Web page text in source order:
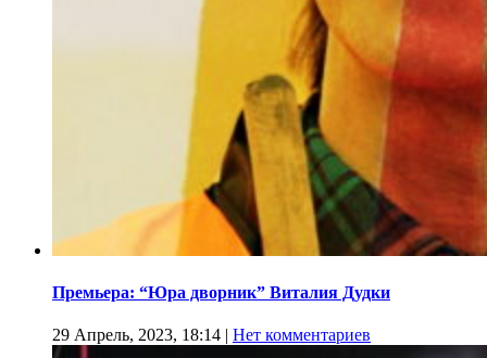
Премьера: “Юра дворник” Виталия Дудки
29 Апрель, 2023, 18:14 | Нет комментариев